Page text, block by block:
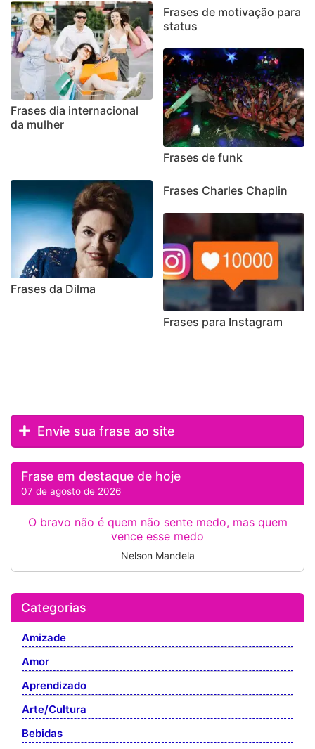
Frases dia internacional
da mulher
Frases de motivação para
status
Frases de funk
Frases da Dilma
Frases Charles Chaplin
Frases para Instagram
Envie sua frase ao site
Frase em destaque de hoje
07 de agosto de 2026
O bravo não é quem não sente medo, mas quem
vence esse medo
Nelson Mandela
Categorias
Amizade
Amor
Aprendizado
Arte/Cultura
Bebidas